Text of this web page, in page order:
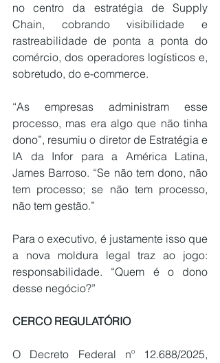
no centro da estratégia de Supply
Chain, cobrando visibilidade e
rastreabilidade de ponta a ponta do
comércio, dos operadores logísticos e,
sobretudo, do e-commerce.
“As empresas administram esse
processo, mas era algo que não tinha
dono”, resumiu o diretor de Estratégia e
IA da Infor para a América Latina,
James Barroso. “Se não tem dono, não
tem processo; se não tem processo,
não tem gestão.”
Para o executivo, é justamente isso que
a nova moldura legal traz ao jogo:
responsabilidade. “Quem é o dono
desse negócio?”
CERCO REGULATÓRIO